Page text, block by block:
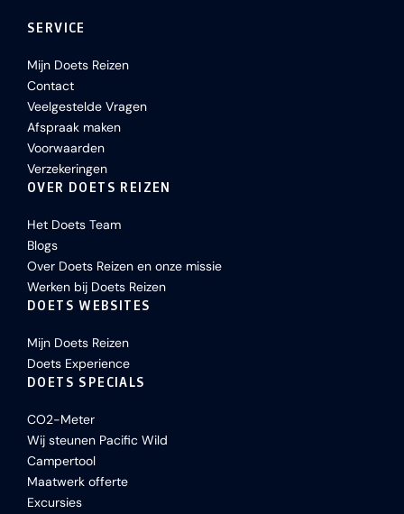
SERVICE
Mijn Doets Reizen
Contact
Veelgestelde Vragen
Afspraak maken
Voorwaarden
Verzekeringen
OVER DOETS REIZEN
Het Doets Team
Blogs
Over Doets Reizen en onze missie
Werken bij Doets Reizen
DOETS WEBSITES
Mijn Doets Reizen
Doets Experience
DOETS SPECIALS
CO2-Meter
Wij steunen Pacific Wild
Campertool
Maatwerk offerte
Excursies